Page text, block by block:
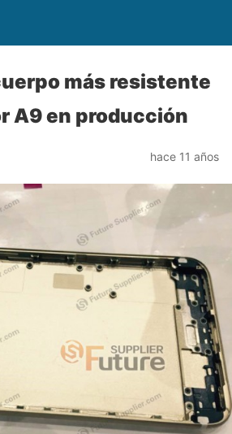
más resistente
A9 en producción
hace 11 años